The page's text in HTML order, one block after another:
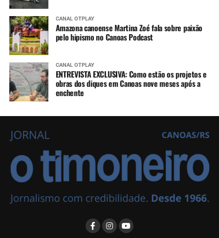
CANAL OTPLAY
Amazona canoense Martina Zoé fala sobre paixão
pelo hipismo no Canoas Podcast
CANAL OTPLAY
ENTREVISTA EXCLUSIVA: Como estão os projetos e
obras dos diques em Canoas nove meses após a
enchente